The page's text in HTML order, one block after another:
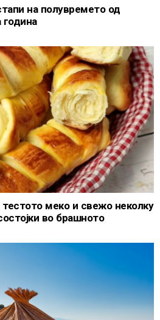
на полувремето од
година
меко и свежо неколку
во брашното